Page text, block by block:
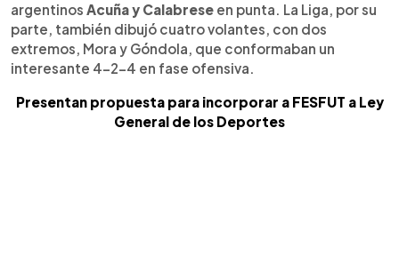
argentinos Acuña y Calabrese en punta. La Liga, por su
parte, también dibujó cuatro volantes, con dos
extremos, Mora y Góndola, que conformaban un
interesante 4-2-4 en fase ofensiva.
Presentan propuesta para incorporar a FESFUT a Ley
General de los Deportes